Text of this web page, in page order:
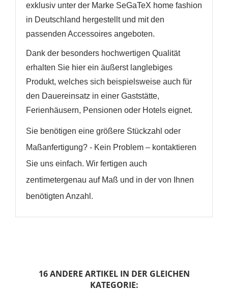
exklusiv unter der Marke SeGaTeX home fashion
in Deutschland hergestellt und mit den
passenden Accessoires angeboten.
Dank der besonders hochwertigen Qualität
erhalten Sie hier ein äußerst langlebiges
Produkt, welches sich beispielsweise auch für
den Dauereinsatz in einer Gaststätte,
Ferienhäusern, Pensionen oder Hotels eignet.
Sie benötigen eine größere Stückzahl oder
Maßanfertigung? - Kein Problem – kontaktieren
Sie uns einfach. Wir fertigen auch
zentimetergenau auf Maß und in der von Ihnen
benötigten Anzahl.
16 ANDERE ARTIKEL IN DER GLEICHEN
KATEGORIE: